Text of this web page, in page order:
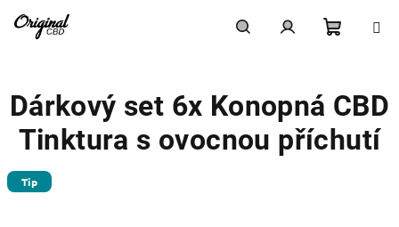
košík
Dárkový set 6x Konopná CBD
Tinktura s ovocnou příchutí
Tip